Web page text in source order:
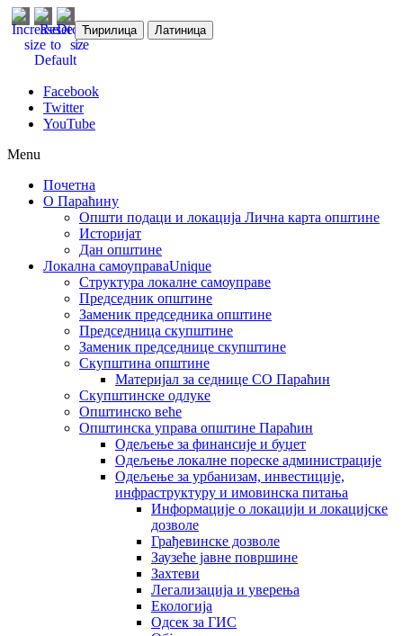
Ћирилица Латиница
Facebook
Twitter
YouTube
Menu
Почетна
О Параћину
Општи подаци и локација Лична карта општине
Историјат
Дан општине
Локална самоуправаUnique
Структура локалне самоуправе
Председник општине
Заменик председника општине
Председница скупштине
Заменик председнице скупштине
Скупштина општине
Материјал за седнице СО Параћин
Скупштинске одлуке
Општинско веће
Општинска управа општине Параћин
Одељење за финансије и буџет
Одељење локалне пореске администрације
Одељење за урбанизам, инвестиције,
инфраструктуру и имовинска питања
Информације о локацији и локацијске
дозволе
Грађевинске дозволе
Заузеће јавне површине
Захтеви
Легализација и уверења
Екологија
Одсек за ГИС